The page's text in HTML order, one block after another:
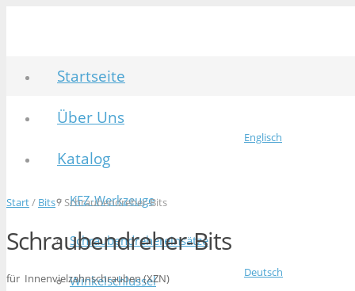
Englisch
Deutsch
Startseite
Über Uns
Katalog
KFZ-Werkzeuge
Schraubendrehereinsätze
Winkelschlüssel
Start/ Bits/ Schraubendreher-Bits
Schraubendreher-Bits
für Innenvielzahnschrauben (XZN)